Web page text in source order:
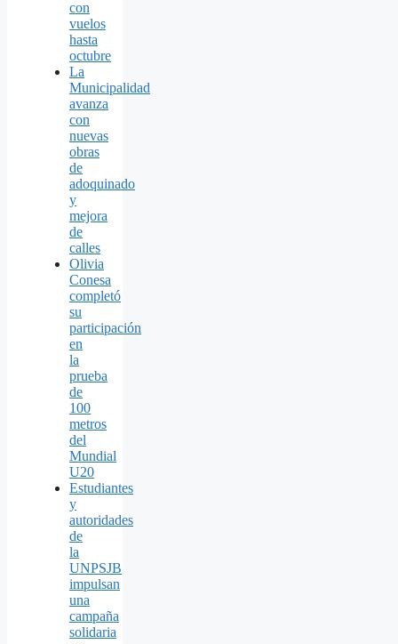
con
vuelos
hasta
octubre
La
Municipalidad
avanza
con
nuevas
obras
de
adoquinado
y
mejora
de
calles
Olivia
Conesa
completó
su
participación
en
la
prueba
de
100
metros
del
Mundial
U20
Estudiantes
y
autoridades
de
la
UNPSJB
impulsan
una
campaña
solidaria